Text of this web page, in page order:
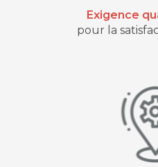
Exigence
pour la